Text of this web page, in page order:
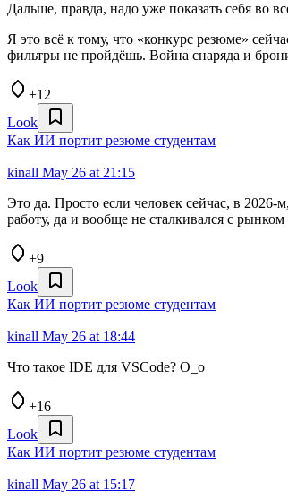
Дальше, правда, надо уже показать себя во
Я это всё к тому, что «конкурс резюме»
фильтры не пройдёшь. Война снаряда и
+12
Look
Как ИИ портит резюме студентам
kinall May 26 at 21:15
Это да. Просто если человек сейчас, в
работу, да и вообще не сталкивался с
+9
Look
Как ИИ портит резюме студентам
kinall May 26 at 18:44
Что такое IDE для VSCode? O_o
+16
Look
Как ИИ портит резюме студентам
kinall May 26 at 15:17